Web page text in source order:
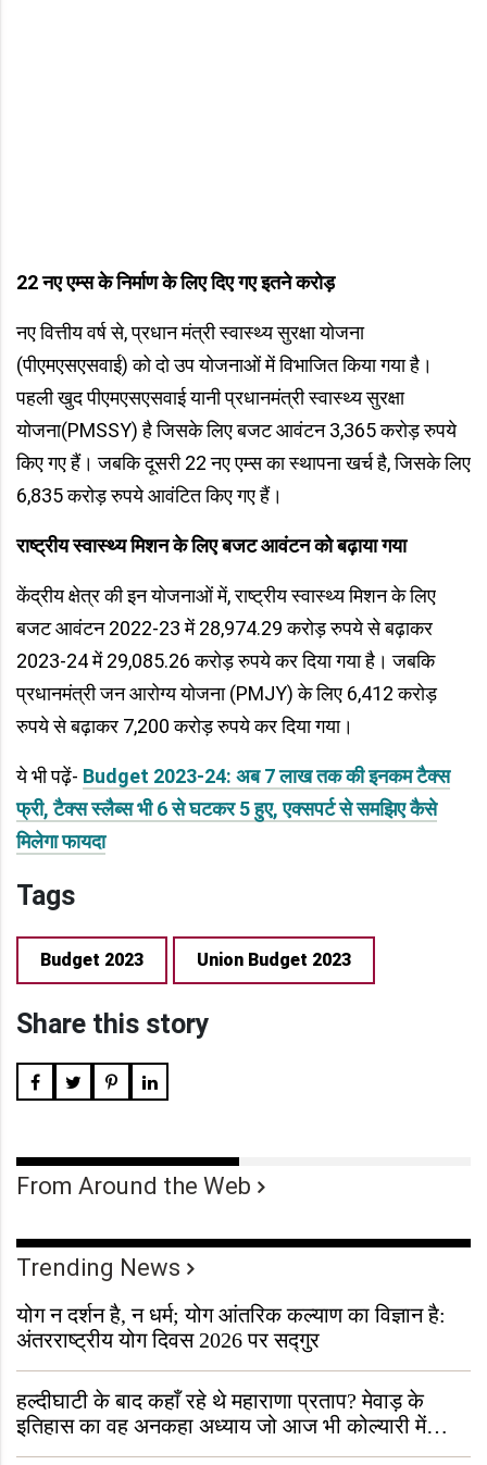
22नए एम्स के निर्माण के लिए दिए गए इतने करोड़
नए वित्तीय वर्ष से, प्रधान मंत्री स्वास्थ्य सुरक्षा योजना
(पीएमएसएसवाई) को दो उप योजनाओं में विभाजित किया गया है।
पहली खुद पीएमएसएसवाई यानी प्रधानमंत्री स्वास्थ्य सुरक्षा
योजना(PMSSY) है जिसके लिए बजट आवंटन 3,365 करोड़ रुपये
किए गए हैं। जबकि दूसरी 22 नए एम्स का स्थापना खर्च है, जिसके लिए
6,835 करोड़ रुपये आवंटित किए गए हैं।
राष्ट्रीय स्वास्थ्य मिशन के लिए बजट आवंटन को बढ़ाया गया
केंद्रीय क्षेत्र की इन योजनाओं में, राष्ट्रीय स्वास्थ्य मिशन के लिए
बजट आवंटन 2022-23 में 28,974.29 करोड़ रुपये से बढ़ाकर
2023-24 में 29,085.26 करोड़ रुपये कर दिया गया है। जबकि
प्रधानमंत्री जन आरोग्य योजना (PMJY) के लिए 6,412 करोड़
रुपये से बढ़ाकर 7,200 करोड़ रुपये कर दिया गया।
ये भी पढ़ें- Budget 2023-24: अब 7 लाख तक की इनकम टैक्स
फ्री, टैक्स स्लैब्स भी 6 से घटकर 5 हुए, एक्सपर्ट से समझिए कैसे
मिलेगा फायदा
Tags
Budget 2023 Union Budget 2023
Share this story
From Around the Web
Trending News
योग न दर्शन है, न धर्म; योग आंतरिक कल्याण का विज्ञान है:
अंतरराष्ट्रीय योग दिवस 2026 पर सद्गुर
हल्दीघाटी के बाद कहाँ रहे थे महाराणा प्रताप? मेवाड़ के
इतिहास का वह अनकहा अध्याय जो आज भी कोल्यारी में
जीवित है